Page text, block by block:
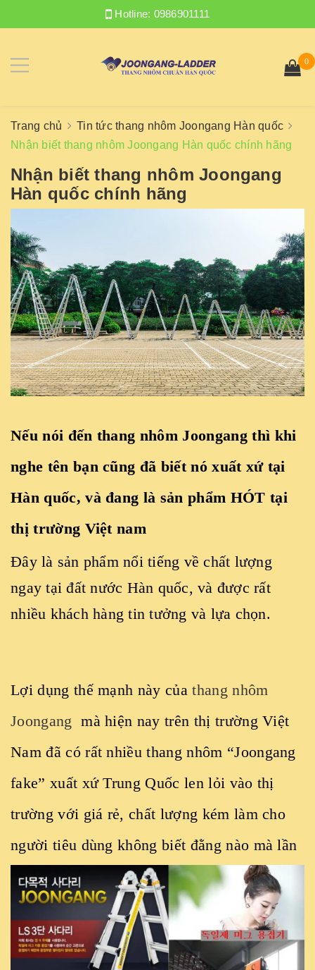
Hotline: 0986901111
0
Trang chủ
Tin tức thang nhôm Joongang Hàn quốc
Nhận biết thang nhôm Joongang Hàn quốc chính hãng
Nhận biết thang nhôm Joongang
Hàn quốc chính hãng
Nếu nói đến thang nhôm Joongang thì khi
nghe tên bạn cũng đã biết nó xuất xứ tại
Hàn quốc, và đang là sản phẩm HÓT tại
thị trường Việt nam
Đây là sản phẩm nổi tiếng về chất lượng
ngay tại đất nước Hàn quốc, và được rất
nhiều khách hàng tin tưởng và lựa chọn.
Lợi dụng thế mạnh này củathang nhôm
Joongang mà hiện nay trên thị trường Việt
Nam đã có rất nhiều thang nhôm “Joongang
fake” xuất xứ Trung Quốc len lỏi vào thị
trường với giá rẻ, chất lượng kém làm cho
người tiêu dùng không biết đằng nào mà lần